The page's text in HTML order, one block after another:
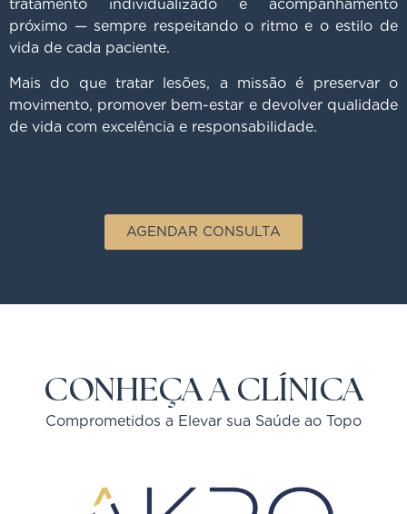
tratamento individualizado e acompanhamento
próximo — sempre respeitando o ritmo e o estilo de
vida de cada paciente.
Mais do que tratar lesões, a missão é preservar o
movimento, promover bem-estar e devolver qualidade
de vida com excelência e responsabilidade.
AGENDAR CONSULTA
CONHEÇA A CLÍNICA
Comprometidos a Elevar sua Saúde ao Topo